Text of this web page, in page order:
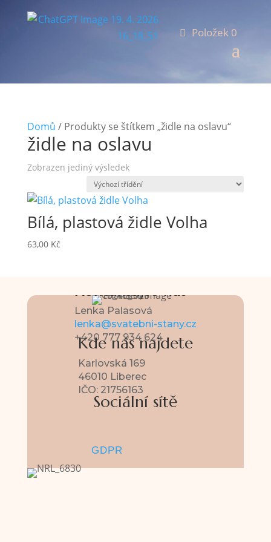
Položek 0
Domů / Produkty se štítkem „židle na oslavu“
židle na oslavu
Zobrazen jediný výsledek
Bílá, plastová židle Volha
63,00 Kč
Kontaktujte nás
Lenka Palasová
lenka@svatebni-stany.cz
+420 777 934 624
Kde nás najdete
Karlovská 169
46010 Liberec
IČO: 21756163
Sociální sítě
SledovatSledovat
GDPR